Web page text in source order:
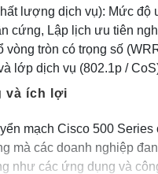
lượng dịch vụ): Mức độ
cứng, Lập lịch ưu tiên
vòng tròn có trọng số
lớp dịch vụ (802.1p /
và ích lợi
mạch Cisco 500 Series
mà các doanh nghiệp
như các ứng dụng và